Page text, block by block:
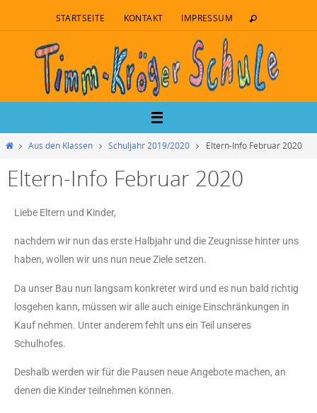
STARTSEITE KONTAKT IMPRESSUM
Aus den Klassen Schuljahr 2019/2020 Eltern-Info Februar 2020
Eltern-Info Februar 2020
Liebe Eltern und Kinder,
nachdem wir nun das erste Halbjahr und die Zeugnisse hinter uns
haben, wollen wir uns nun neue Ziele setzen.
Da unser Bau nun langsam konkreter wird und es nun bald richtig
losgehen kann, müssen wir alle auch einige Einschränkungen in
Kauf nehmen. Unter anderem fehlt uns ein Teil unseres
Schulhofes.
Deshalb werden wir für die Pausen neue Angebote machen, an
denen die Kinder teilnehmen können.